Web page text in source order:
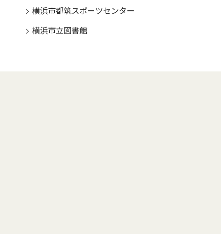
横浜市都筑スポーツセンター
横浜市立図書館